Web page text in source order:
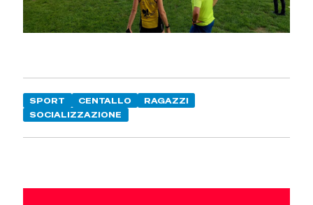
SPORT CENTALLO
RAGAZZI
SOCIALIZZAZIONE